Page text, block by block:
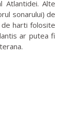
Atlantidei. Alte
sonarului) de
harti folosite
ar putea fi